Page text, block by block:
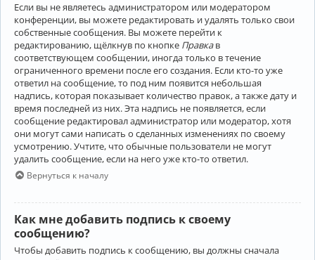
Если вы не являетесь администратором или модератором
конференции, вы можете редактировать и удалять только свои
собственные сообщения. Вы можете перейти к
редактированию, щёлкнув по кнопке Правкав
соответствующем сообщении, иногда только в течение
ограниченного времени после его создания. Если кто-то уже
ответил на сообщение, то под ним появится небольшая
надпись, которая показывает количество правок, а также дату и
время последней из них. Эта надпись не появляется, если
сообщение редактировал администратор или модератор, хотя
они могут сами написать о сделанных изменениях по своему
усмотрению. Учтите, что обычные пользователи не могут
удалить сообщение, если на него уже кто-то ответил.
Вернуться к началу
Как мне добавить подпись к своему
сообщению?
Чтобы добавить подпись к сообщению, вы должны сначала